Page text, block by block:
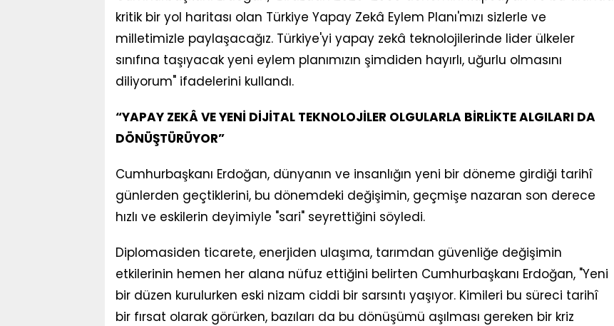
kritik bir yol haritası olan Türkiye Yapay Zekâ Eylem Planı'mızı sizlerle ve
milletimizle paylaşacağız. Türkiye'yi yapay zekâ teknolojilerinde lider ülkeler
sınıfına taşıyacak yeni eylem planımızın şimdiden hayırlı, uğurlu olmasını
diliyorum" ifadelerini kullandı.
“YAPAY ZEKÂ VE YENİ DİJİTAL TEKNOLOJİLER OLGULARLA BİRLİKTE ALGILARI DA
DÖNÜŞTÜRÜYOR”
Cumhurbaşkanı Erdoğan, dünyanın ve insanlığın yeni bir döneme girdiği tarihî
günlerden geçtiklerini, bu dönemdeki değişimin, geçmişe nazaran son derece
hızlı ve eskilerin deyimiyle "sari" seyrettiğini söyledi.
Diplomasiden ticarete, enerjiden ulaşıma, tarımdan güvenliğe değişimin
etkilerinin hemen her alana nüfuz ettiğini belirten Cumhurbaşkanı Erdoğan, "Yeni
bir düzen kurulurken eski nizam ciddi bir sarsıntı yaşıyor. Kimileri bu süreci tarihî
bir fırsat olarak görürken, bazıları da bu dönüşümü aşılması gereken bir kriz